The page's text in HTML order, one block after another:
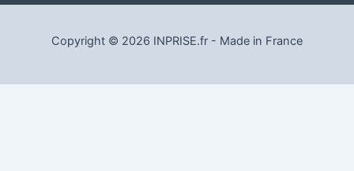
Copyright © 2026 INPRISE.fr - Made in France